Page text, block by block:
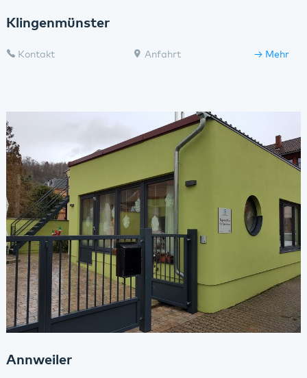
Klingenmünster
Kontakt Anfahrt Mehr
Annweiler